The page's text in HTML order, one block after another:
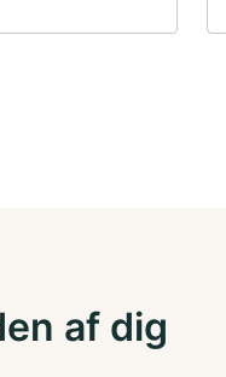
af dig